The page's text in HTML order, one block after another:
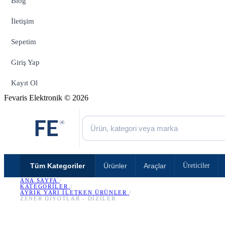
İletişim
Sepetim
Giriş Yap
Kayıt Ol
Fevaris Elektronik © 2026
Tüm Kategoriler Ürünler Araçlar Üreticiler
ANA SAYFA /
KATEGORILER /
AYRIK YARI İLETKEN ÜRÜNLER
/
ZENER DIYOTLAR - DIZILER